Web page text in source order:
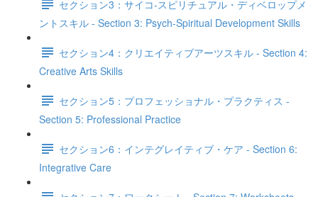
セクション3：サイコ‐スピリチュアル・ディベロップメ
ントスキル - Section 3: Psych-Spiritual Development Skills
セクション4：クリエイティブアーツスキル - Section 4:
Creative Arts Skills
セクション5：プロフェッショナル・プラクティス -
Section 5: Professional Practice
セクション6：インテグレイティブ・ケア - Section 6:
Integrative Care